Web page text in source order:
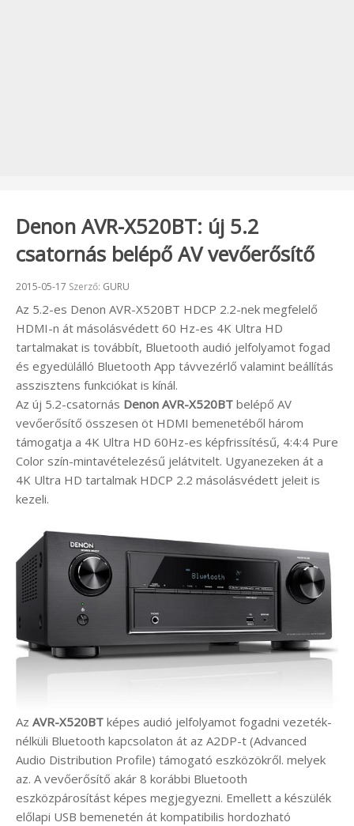
Denon AVR-X520BT: új 5.2
csatornás belépő AV vevőerősítő
Beküldve:
2015-05-17 Szerző: GURU
Az 5.2-es Denon AVR-X520BT HDCP 2.2-nek megfelelő
HDMI-n át másolásvédett 60 Hz-es 4K Ultra HD
tartalmakat is továbbít, Bluetooth audió jelfolyamot fogad
és egyedülálló Bluetooth App távvezérlő valamint beállítás
asszisztens funkciókat is kínál.
Az új 5.2-csatornás Denon AVR-X520BT belépő AV
vevőerősítő összesen öt HDMI bemenetéből három
támogatja a 4K Ultra HD 60Hz-es képfrissítésű, 4:4:4 Pure
Color szín-mintavételezésű jelátvitelt. Ugyanezeken át a
4K Ultra HD tartalmak HDCP 2.2 másolásvédett jeleit is
kezeli.
Az AVR-X520BT képes audió jelfolyamot fogadni vezeték-
nélküli Bluetooth kapcsolaton át az A2DP-t (Advanced
Audio Distribution Profile) támogató eszközökről. melyek
az. A vevőerősítő akár 8 korábbi Bluetooth
eszközpárosítást képes megjegyezni. Emellett a készülék
előlapi USB bemenetén át kompatibilis hordozható